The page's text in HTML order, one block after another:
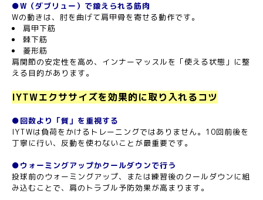
●W（ダブリュー）で鍛えられる筋肉
Wの動きは、肘を曲げて肩甲骨を寄せる動作です。
肩甲下筋
棘下筋
菱形筋
肩関節の安定性を高め、インナーマッスルを「使える状態」に整
える目的があります。
IYTWエクササイズを効果的に取り入れるコツ
●回数より「質」を重視する
IYTWは負荷をかけるトレーニングではありません。10回前後を
丁寧に行い、反動を使わないことが最重要です。
●ウォーミングアップかクールダウンで行う
投球前のウォーミングアップ、または練習後のクールダウンに組
み込むことで、肩のトラブル予防効果が高まります。